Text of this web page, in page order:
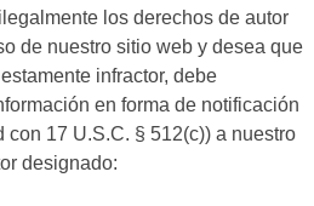
los derechos de autor
de nuestro sitio web y desea que
infractor, debe
en forma de notificación
con 17 U.S.C. § 512(c)) a nuestro
designado: